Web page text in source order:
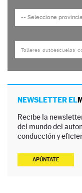
NEWSLETTER EL
Recibe la
del mundo del
conducción y
APÚNTATE